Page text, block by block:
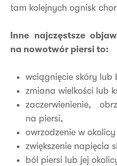
tam kolejnych ognisk
Inne najczęstsze
na nowotwór piersi to:
wciągnięcie skóry lub
zmiana wielkości lub
zaczerwienienie,
na piersi,
owrzodzenie w
zwiększenie napięcia
ból piersi lub jej